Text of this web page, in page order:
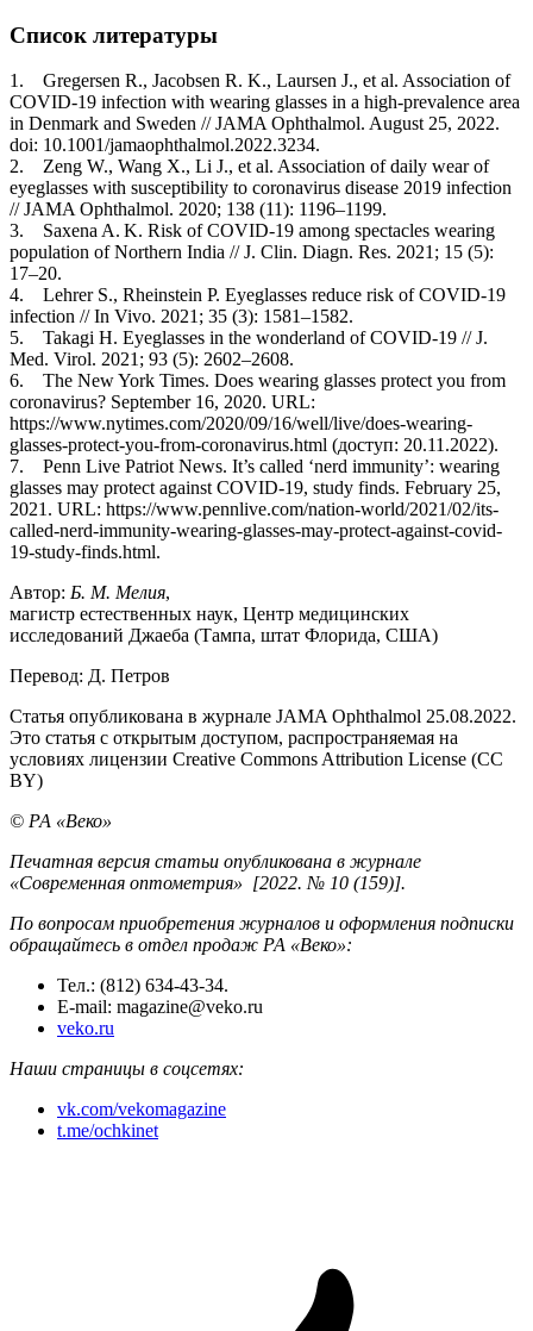
Список литературы
1. Gregersen R., Jacobsen R. K., Laursen J., et al. Association of
COVID-19 infection with wearing glasses in a high-prevalence area
in Denmark and Sweden // JAMA Ophthalmol. August 25, 2022.
doi: 10.1001/jamaophthalmol.2022.3234.
2. Zeng W., Wang X., Li J., et al. Association of daily wear of
eyeglasses with susceptibility to coronavirus disease 2019 infection
// JAMA Ophthalmol. 2020; 138 (11): 1196–1199.
3. Saxena A. K. Risk of COVID-19 among spectacles wearing
population of Northern India // J. Clin. Diagn. Res. 2021; 15 (5):
17–20.
4. Lehrer S., Rheinstein P. Eyeglasses reduce risk of COVID-19
infection // In Vivo. 2021; 35 (3): 1581–1582.
5. Takagi H. Eyeglasses in the wonderland of COVID-19 // J.
Med. Virol. 2021; 93 (5): 2602–2608.
6. The New York Times. Does wearing glasses protect you from
coronavirus? September 16, 2020. URL:
https://www.nytimes.com/2020/09/16/well/live/does-wearing-
glasses-protect-you-from-coronavirus.html (доступ: 20.11.2022).
7. Penn Live Patriot News. It’s called ‘nerd immunity’: wearing
glasses may protect against COVID-19, study finds. February 25,
2021. URL: https://www.pennlive.com/nation-world/2021/02/its-
called-nerd-immunity-wearing-glasses-may-protect-against-covid-
19-study-finds.html.
Автор: Б. М. Мелия,
магистр естественных наук, Центр медицинских
исследований Джаеба (Тампа, штат Флорида, США)
Перевод: Д. Петров
Статья опубликована в журнале JAMA Ophthalmol 25.08.2022.
Это статья с открытым доступом, распространяемая на
условиях лицензии Creative Commons Attribution License (CC
BY)
© РА «Веко»
Печатная версия статьи опубликована в журнале
«Современная оптометрия» [2022. № 10 (159)].
По вопросам приобретения журналов и оформления подписки
обращайтесь в отдел продаж РА «Веко»:
Тел.: (812) 634-43-34.
E-mail: magazine@veko.ru
veko.ru
Наши страницы в соцсетях:
vk.com/vekomagazine
t.me/ochkinet